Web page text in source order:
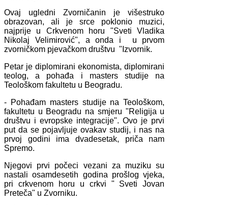
Ovaj ugledni Zvorničanin je višestruko
obrazovan, ali je srce poklonio muzici,
najprije u Crkvenom horu "Sveti Vladika
Nikolaj Velimirović", a onda i u prvom
zvorničkom pjevačkom društvu "Izvornik.
Petar je diplomirani ekonomista, diplomirani
teolog, a pohađa i masters studije na
Teološkom fakultetu u Beogradu.
- Pohađam masters studije na Teološkom,
fakultetu u Beogradu na smjeru "Religija u
društvu i evropske integracije". Ovo je prvi
put da se pojavljuje ovakav studij, i nas na
prvoj godini ima dvadesetak, priča nam
Spremo.
Njegovi prvi počeci vezani za muziku su
nastali osamdesetih godina prošlog vjeka,
pri crkvenom horu u crkvi " Sveti Jovan
Preteča" u Zvorniku.